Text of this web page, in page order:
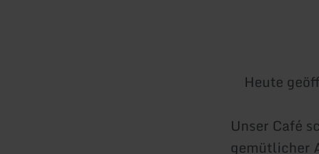
Heute
Unser Café
gemütlicher